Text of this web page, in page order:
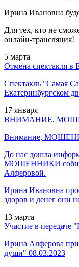
Ирина Ивановна
Для тех, кто не
онлайн-трансляция!
5 марта
Отмена спектакля в
Спектакль "Самая
Екатеринбургском
17 января
ВНИМАНИЕ,
Внимание,
До нас дошла
МОШЕННИКИ
Алферовой.
Ирина Ивановна
здоров и денег они
13 марта
Участие в передаче
Ирина Алферова
души" 08.03.2023